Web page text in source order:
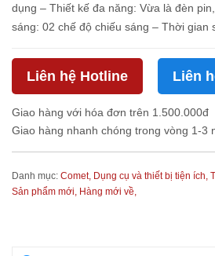
dụng – Thiết kế đa năng: Vừa là đèn
sáng: 02 chế độ chiếu sáng – Thời gian
...
Liên hệ Hotline Liên
Giao hàng với hóa đơn trên 1.500.000đ
Giao hàng nhanh chóng trong vòng 1-3
Danh mục: Comet, Dụng cụ và thiết bị tiện ích,
Sản phẩm mới, Hàng mới về,